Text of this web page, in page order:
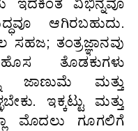
ಇದಕಿಂತ ವಿಭಿನ್ನವೂ
ಆಗಿರಬಹುದು.
ಸಹಜ; ತಂತ್ರಜ್ಞಾನವು
ತೊಡಕುಗಳು
ಜಾಣುಮೆ ಮತ್ತು
ಇಕ್ಕಟ್ಟು ಮತ್ತು
ಮೊದಲು ಗೂಗಲಿಗೆ